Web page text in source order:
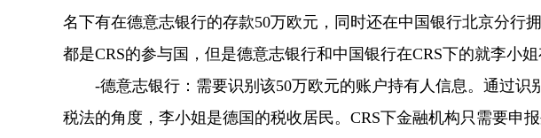
名下有在德意志银行的存款50万欧元，同时还在中国银行北京分行
都是CRS的参与国，但是德意志银行和中国银行在CRS下的就李小
-德意志银行：需要识别该50万欧元的账户持有人信息。通过识
税法的角度，李小姐是德国的税收居民。CRS下金融机构只需要申